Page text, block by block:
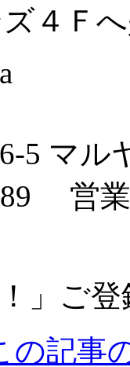
４Ｆ
5 マル
営
ご登
の記事